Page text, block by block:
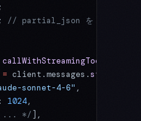
;
; // partial_json を index 順に
callWithStreamingTools
= client.messages.stream
sonnet-4-6" ,
1024,
... */ ],